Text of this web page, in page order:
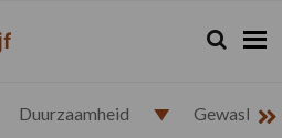
Zoeken...
Zoek
Duurzaamheid